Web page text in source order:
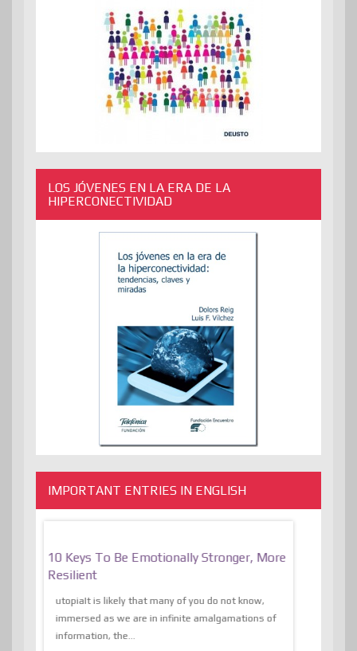
LOS JÓVENES EN LA ERA DE LA
HIPERCONECTIVIDAD
IMPORTANT ENTRIES IN ENGLISH
10 Keys To Be Emotionally Stronger, More
Resilient
utopiaIt is likely that many of you do not know,
immersed as we are in infinite amalgamations of
information, the...